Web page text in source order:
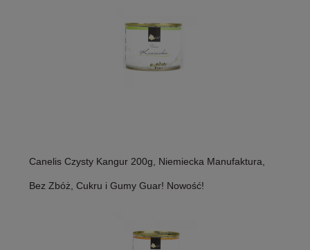
Canelis Czysty Kangur 200g, Niemiecka Manufaktura,
Bez Zbóż, Cukru i Gumy Guar! Nowość!